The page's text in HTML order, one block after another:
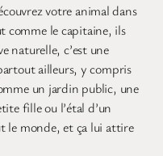
votre animal dans
comme le capitaine, ils
naturelle, c’est une
ailleurs, y compris
un jardin public, une
fille ou l’étal d’un
le monde, et ça lui attire